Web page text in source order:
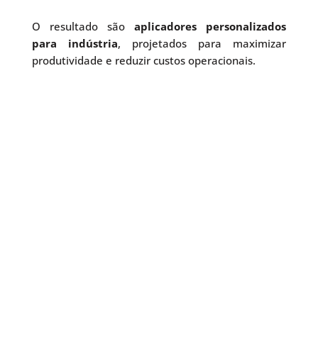
O resultado sãoaplicadores personalizados
para indústria, projetados para maximizar
produtividade e reduzir custos operacionais.